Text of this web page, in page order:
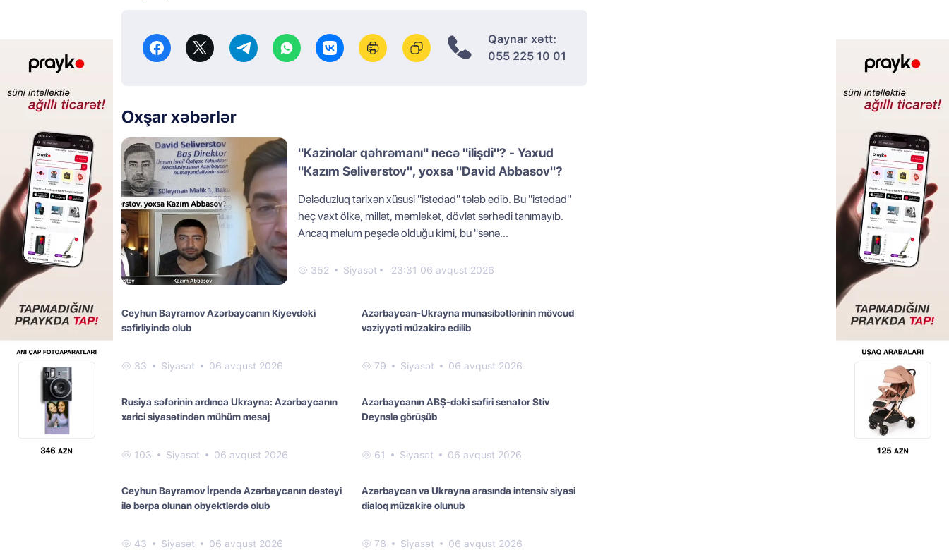
Qaynar xətt:
055 225 10 01
Oxşar xəbərlər
"Kazinolar qəhrəmanı" necə "ilişdi"? - Yaxud
"Kazım Seliverstov", yoxsa "David Abbasov"?
Dələduzluq tarixən xüsusi "istedad" tələb edib. Bu "istedad"
heç vaxt ölkə, millət, məmləkət, dövlət sərhədi tanımayıb.
Ancaq məlum peşədə olduğu kimi, bu "sənə...
352 Siyasət 23:31 06 avqust 2026
Ceyhun Bayramov Azərbaycanın Kiyevdəki
səfirliyində olub
33 Siyasət 06 avqust 2026
Azərbaycan-Ukrayna münasibətlərinin mövcud
vəziyyəti müzakirə edilib
79 Siyasət 06 avqust 2026
Rusiya səfərinin ardınca Ukrayna: Azərbaycanın
xarici siyasətindən mühüm mesaj
103 Siyasət 06 avqust 2026
Azərbaycanın ABŞ-dəki səfiri senator Stiv
Deynslə görüşüb
61 Siyasət 06 avqust 2026
Ceyhun Bayramov İrpendə Azərbaycanın dəstəyi
ilə bərpa olunan obyektlərdə olub
43 Siyasət 06 avqust 2026
Azərbaycan və Ukrayna arasında intensiv siyasi
dialoq müzakirə olunub
78 Siyasət 06 avqust 2026